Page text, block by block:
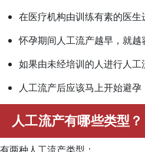
在医疗机构由训练有素的医
怀孕期间人工流产越早，就越
如果由未经培训的人进行人工
人工流产后应该马上开始避孕
人工流产有哪些类型？